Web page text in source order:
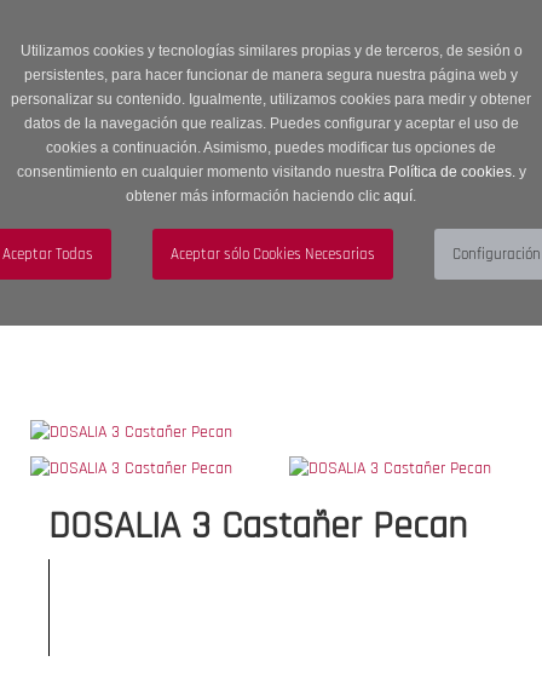
Utilizamos cookies y tecnologías similares propias y de terceros, de sesión o
persistentes, para hacer funcionar de manera segura nuestra página web y
personalizar su contenido. Igualmente, utilizamos cookies para medir y obtener
datos de la navegación que realizas. Puedes configurar y aceptar el uso de
cookies a continuación. Asimismo, puedes modificar tus opciones de
consentimiento en cualquier momento visitando nuestra Política de cookies.y
obtener más información haciendo clic aquí.
descuento en Sección OUTLET con código OUTLET20
navigation
Menú
DOSALIA 3 Castañer Pecan